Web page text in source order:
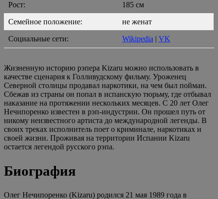
Рост: 185 см
Семейное положение: не женат
Социальные сети: Wikipedia | VK
Жизненную историю рэпера Kizaru можно использовать в
качестве сценария к Голливудскому фильму. Уроженец
Северной столицы продавал наркотики, на чем был пойман.
Сбежав из страны он попал в испанскую тюрьму, где отбывал
наказание на протяжении нескольких месяцев. С 20 лет Олег
Нечипоренко известен в рэп-индустрии. Он прошел путь от
никому неизвестного артиста до международной легенды. В
своих треках исполнитель поет о криминале, наркотиках и
своей жизни. Проживая на территории Испании Kizaru
остается легендой русского рэпа.
Биография
Олег Нечипоренко (Kizaru) родился 21 мая 1989 года в